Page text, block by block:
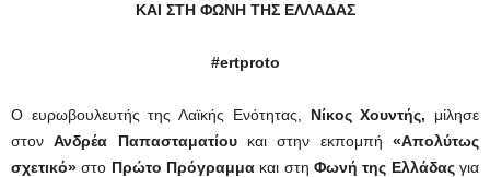
ΚΑΙ ΣΤΗ ΦΩΝΗ ΤΗΣ ΕΛΛΑΔΑΣ
#ertproto
Ο ευρωβουλευτής της Λαϊκής Ενότητας, Νίκος Χουντής, μίλησε
στονΑνδρέα Παπασταματίουκαι στην εκπομπή«Απολύτως
σχετικό» στο Πρώτο Πρόγραμμα και στηΦωνή της Ελλάδαςγια